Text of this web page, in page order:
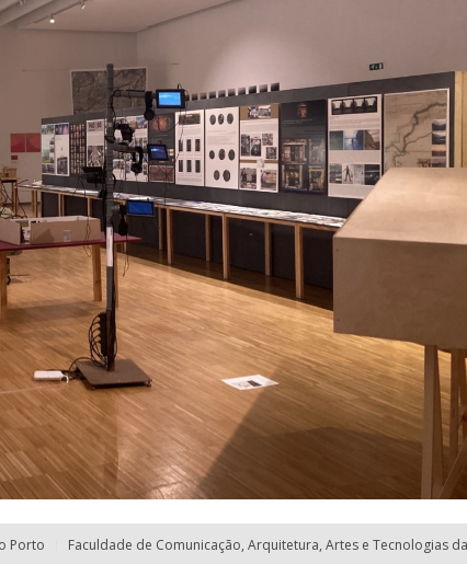
Porto Faculdade de Comunicação, Arquitetura, Artes e Tecnologias